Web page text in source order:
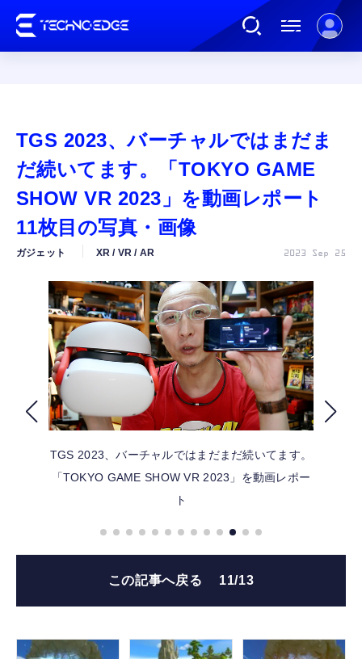
AI
ガジェット
カルチャー
公式ストア
FOLLOW US
TGS 2023、バーチャルではまだま
だ続いてます。「TOKYO GAME
SHOW VR 2023」を動画レポート
11枚目の写真・画像
ガジェット XR / VR / AR 2023 Sep 25
TGS 2023、バーチャルではまだまだ続いてます。
「TOKYO GAME SHOW VR 2023」を動画レポー
ト
この記事へ戻る 11/13